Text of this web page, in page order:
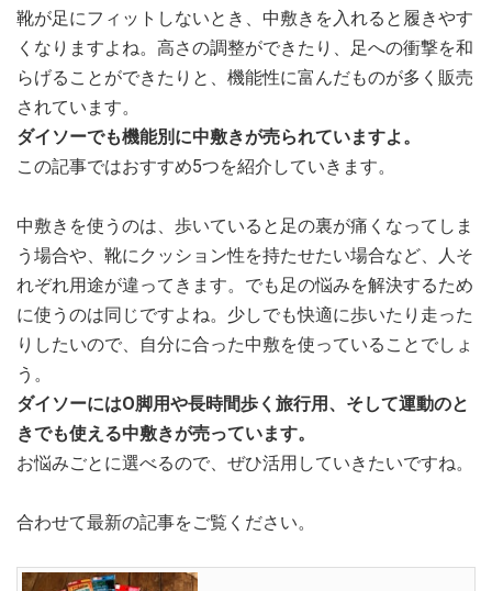
靴が足にフィットしないとき、中敷きを入れると履きやす
くなりますよね。高さの調整ができたり、足への衝撃を和
らげることができたりと、機能性に富んだものが多く販売
されています。
ダイソーでも機能別に中敷きが売られていますよ。
この記事ではおすすめ5つを紹介していきます。
中敷きを使うのは、歩いていると足の裏が痛くなってしま
う場合や、靴にクッション性を持たせたい場合など、人そ
れぞれ用途が違ってきます。でも足の悩みを解決するため
に使うのは同じですよね。少しでも快適に歩いたり走った
りしたいので、自分に合った中敷を使っていることでしょ
う。
ダイソーにはO脚用や長時間歩く旅行用、そして運動のと
きでも使える中敷きが売っています。
お悩みごとに選べるので、ぜひ活用していきたいですね。
合わせて最新の記事をご覧ください。